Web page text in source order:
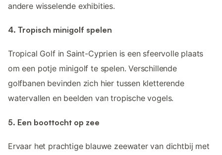
andere wisselende exhibities.
4. Tropisch minigolf spelen
Tropical Golf in Saint-Cyprien is een sfeervolle plaats
om een potje minigolf te spelen. Verschillende
golfbanen bevinden zich hier tussen kletterende
watervallen en beelden van tropische vogels.
5. Een boottocht op zee
Ervaar het prachtige blauwe zeewater van dichtbij met